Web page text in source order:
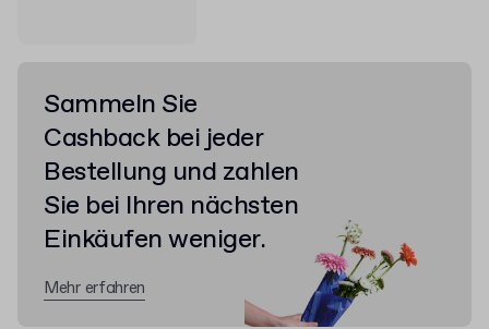
Sammeln Sie
Cashback bei jeder
Bestellung und zahlen
Sie bei Ihren nächsten
Einkäufen weniger.
Mehr erfahren